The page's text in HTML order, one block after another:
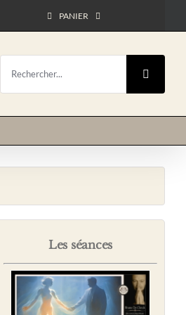
PANIER
Rechercher:
Les séances